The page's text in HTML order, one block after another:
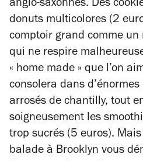
anglo-saxonnes. Des
donuts multicolores (2
comptoir grand comme un
qui ne respire
« home made » que l’on
consolera dans
arrosés de chantilly, tout
soigneusement les
trop sucrés (5 euros). Mais
balade à Brooklyn vous